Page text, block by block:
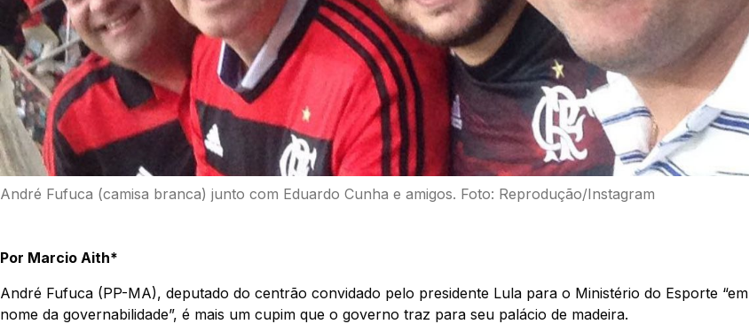
André Fufuca (camisa branca) junto com Eduardo Cunha e amigos. Foto: Reprodução/Instagram
Por Marcio Aith*
André Fufuca (PP-MA), deputado do centrão convidado pelo presidente Lula para o Ministério do Esporte “em
nome da governabilidade”, é mais um cupim que o governo traz para seu palácio de madeira.